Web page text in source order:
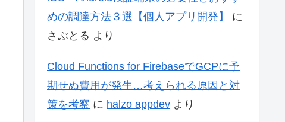
めの調達方法３選【個人アプリ開発】
に
さぶとる より
Cloud Functions for FirebaseでGCPに予
期せぬ費用が発生…考えられる原因と対
策を考察 に halzo appdev より